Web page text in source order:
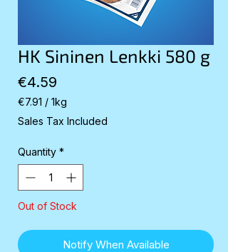
HK Sininen Lenkki 580 g
€4.59
€7.91 / 1kg
€7.91
per
Kilogram
Sales Tax Included
Quantity *
Out of Stock
Notify When Available